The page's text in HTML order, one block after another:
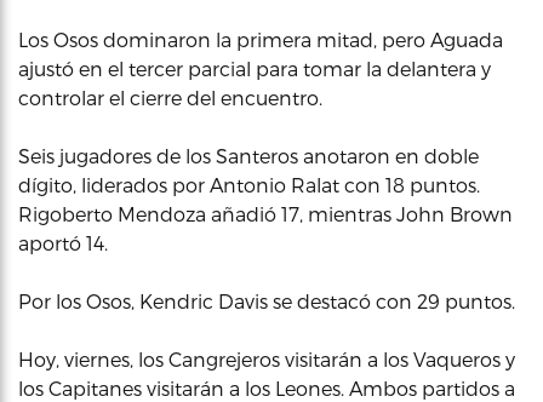
Los Osos dominaron la primera mitad, pero Aguada
ajustó en el tercer parcial para tomar la delantera y
controlar el cierre del encuentro.
Seis jugadores de los Santeros anotaron en doble
dígito, liderados por Antonio Ralat con 18 puntos.
Rigoberto Mendoza añadió 17, mientras John Brown
aportó 14.
Por los Osos, Kendric Davis se destacó con 29 puntos.
Hoy, viernes, los Cangrejeros visitarán a los Vaqueros y
los Capitanes visitarán a los Leones. Ambos partidos a